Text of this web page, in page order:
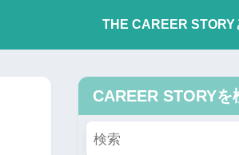
THE CAREER STORY
CAREER STORYを